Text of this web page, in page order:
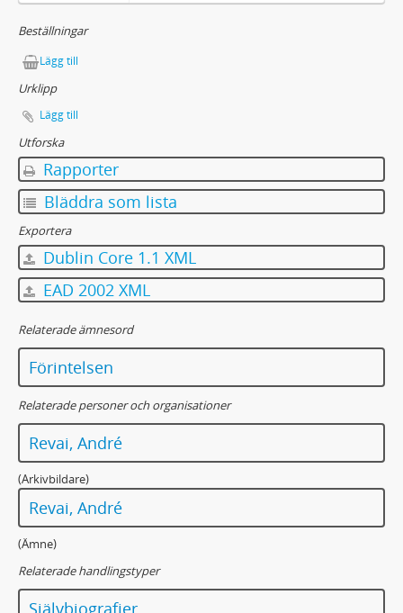
Beställningar
Lägg till
Urklipp
Lägg till
Utforska
Rapporter
Bläddra som lista
Exportera
Dublin Core 1.1 XML
EAD 2002 XML
Relaterade ämnesord
Förintelsen
Relaterade personer och organisationer
Revai, André
(Arkivbildare)
Revai, André
(Ämne)
Relaterade handlingstyper